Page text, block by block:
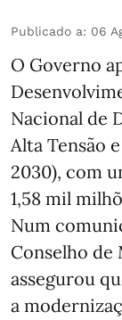
Publicado a: 06
O Governo
Nacional de
Alta Tensão
2030), com
1,58 mil
Num
Conselho
assegurou
a